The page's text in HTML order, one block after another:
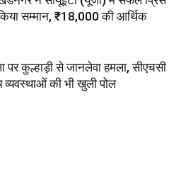
सम्मान, ₹18,000 की आर्थिक
पर कुल्हाड़ी से जानलेवा हमला, सीएचसी
व्यवस्थाओं की भी खुली पोल